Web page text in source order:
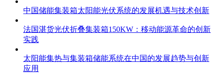
中国储能集装箱太阳能光伏系统的发展机遇与技术创新
法国湛货光伏折叠集装箱150KW：移动能源革命的创新
实践
太阳能集热与集装箱储能系统在中国的发展趋势与创新
应用